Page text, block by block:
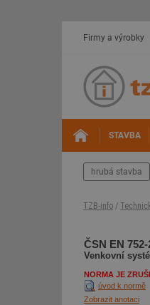
Firmy a výrobky
STAVBA
hrubá stavba
TZB-info /
ČSN EN 752-
Venkovní
NORMA JE
úvod k normě
Zobrazit anotaci